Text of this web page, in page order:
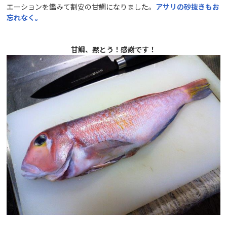
エーションを鑑みて割安の甘鯛になりました。 アサリの砂抜きもお
忘れなく。
甘鯛、黙とう！感謝です！